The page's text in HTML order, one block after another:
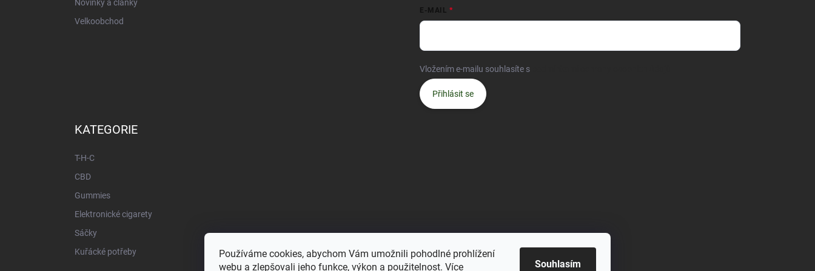
Používáme cookies, abychom Vám umožnili pohodlné prohlížení
webu a zlepšovali jeho funkce, výkon a použitelnost. Více Souhlasím
Novinky a články
Velkoobchod
E-MAIL
Vložením e-mailu souhlasíte s
Přihlásit se
KATEGORIE
T-H-C
CBD
Gummies
Elektronické cigarety
Sáčky
Kuřácké potřeby